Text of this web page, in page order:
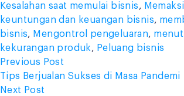
Kesalahan saat memulai bisnis,
keuntungan dan keuangan bisnis,
bisnis, Mengontrol pengeluaran,
kekurangan produk, Peluang bisnis
Post
navigation
Previous Post
post:
Tips Berjualan Sukses di Masa Pandemi
Next Post